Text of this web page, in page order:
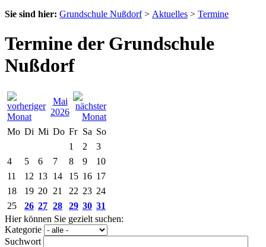
Sie sind hier: Grundschule Nußdorf> Aktuelles > Termine
Termine der Grundschule
Nußdorf
Mai
2026
Mo Di Mi Do Fr Sa So
1
2
3
4
5 6 7 8 9
10
11
12 13 14 15 16 17
18
19 20 21 22 23 24
25
26 27 28 29 30 31
Hier können Sie gezielt suchen:
Kategorie
Suchwort